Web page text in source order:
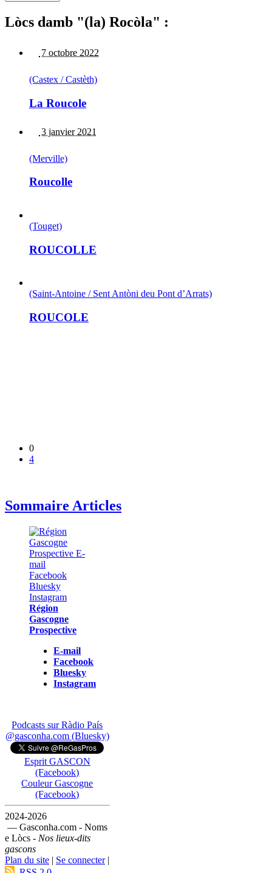
Lòcs damb "(la) Rocòla" :
7 octobre 2022
(Castex / Castèth)
La Roucole
3 janvier 2021
(Merville)
Roucolle
(Touget)
ROUCOLLE
(Saint-Antoine / Sent Antòni deu Pont d’Arrats)
ROUCOLE
0
4
Sommaire Articles
Région
Gascogne
Prospective
E-mail
Facebook
Bluesky
Instagram
Podcasts sur Ràdio País
@gasconha.com (Bluesky)
Esprit GASCON
(Facebook)
Couleur Gascogne
(Facebook)
2024-2026
— Gasconha.com - Noms
e Lòcs - Nos lieux-dits
gascons
Plan du site | Se connecter|